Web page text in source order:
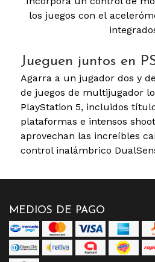
los juegos con el
Jueguen juntos en
Agarra a un jugador dos y
de juegos de multijugador
PlayStation 5, incluidos
plataformas e intensos
aprovechan las increíbles
control inalámbrico
MEDIOS DE PAGO